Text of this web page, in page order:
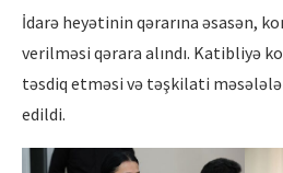
İdarə heyətinin qərarına əsasən,
verilməsi qərara alındı. Katibliyə
təsdiq etməsi və təşkilati
edildi.